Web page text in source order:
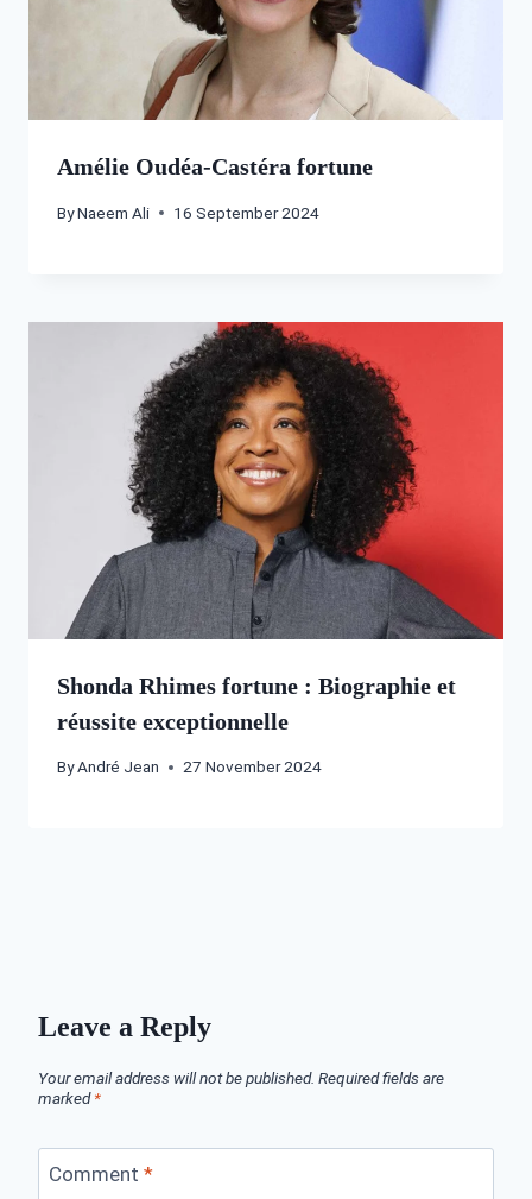
Amélie Oudéa-Castéra fortune
ByNaeem Ali 16 September 2024
Shonda Rhimes fortune : Biographie et
réussite exceptionnelle
ByAndré Jean 27 November 2024
Leave a Reply
Your email address will not be published. Required fields are
marked*
Comment *